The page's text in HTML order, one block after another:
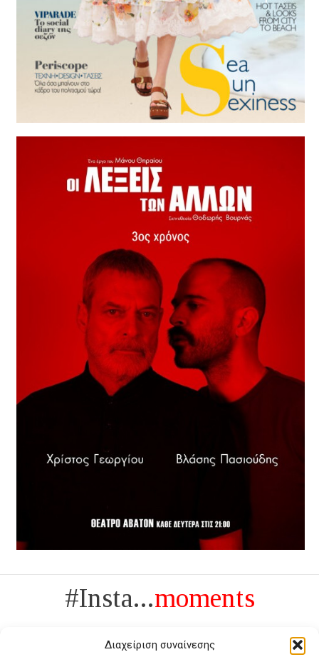
Διαχείριση συναίνεσης
#Insta...moments